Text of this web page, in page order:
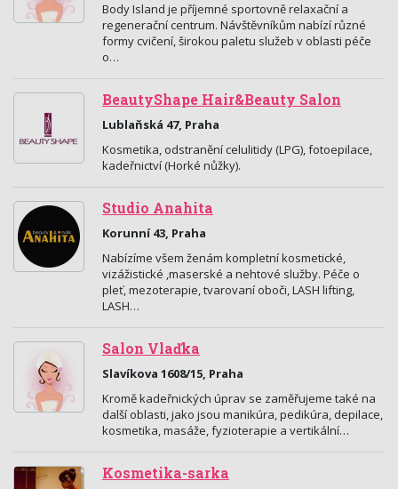
Body Island je příjemné sportovně relaxační a
regenerační centrum. Návštěvníkům nabízí různé
formy cvičení, širokou paletu služeb v oblasti péče
o…
BeautyShape Hair&Beauty Salon
Lublaňská 47, Praha
Kosmetika, odstranění celulitidy (LPG), fotoepilace,
kadeřnictví (Horké nůžky).
Studio Anahita
Korunní 43, Praha
Nabízíme všem ženám kompletní kosmetické,
vizážistické ,maserské a nehtové služby. Péče o
pleť, mezoterapie, tvarovaní oboči, LASH lifting,
LASH…
Salon Vlaďka
Slavíkova 1608/15, Praha
Kromě kadeřnických úprav se zaměřujeme také na
další oblasti, jako jsou manikúra, pedikúra, depilace,
kosmetika, masáže, fyzioterapie a vertikální…
Kosmetika-sarka